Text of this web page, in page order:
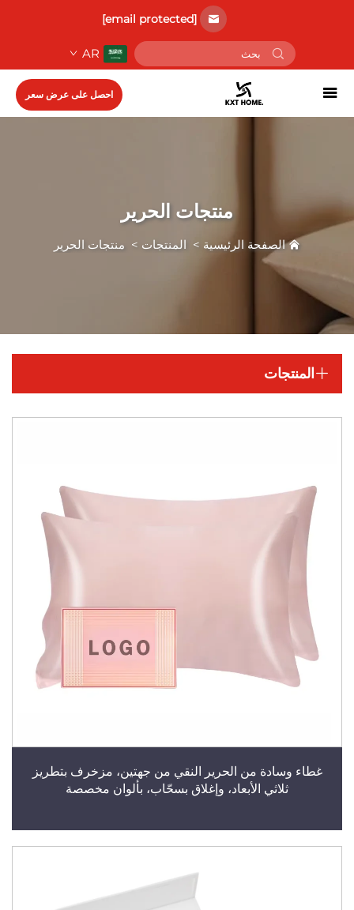
[email protected]
AR
احصل على عرض سعر
منتجات الحرير
الصفحة الرئيسية > المنتجات > منتجات الحرير
المنتجات
غطاء وسادة من الحرير النقي من جهتين، مزخرف بتطريز
ثلاثي الأبعاد، وإغلاق بسحّاب، بألوان مخصصة